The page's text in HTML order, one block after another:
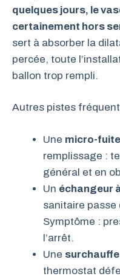
quelques jours, le
certainement hors
sert à absorber la
percée, toute
ballon trop rempli.
Autres pistes
Une micro-fuite
remplissage :
général et en
Un échangeur
sanitaire passe
Symptôme :
l’arrêt.
Une
thermostat